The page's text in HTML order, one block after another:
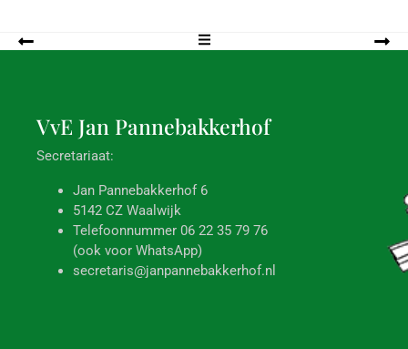
VvE Jan Pannebakkerhof
Secretariaat:
Jan Pannebakkerhof 6
5142 CZ Waalwijk
Telefoonnummer 06 22 35 79 76
(ook voor WhatsApp)
secretaris@janpannebakkerhof.nl